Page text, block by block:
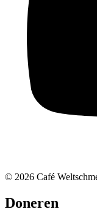
© 2026 Café
Doneren